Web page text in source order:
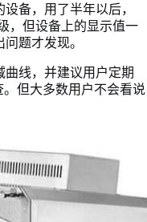
备，用了半年以后，
，但设备上的显示值一
题才发现。
线，并建议用户定期
。但大多数用户不会看说